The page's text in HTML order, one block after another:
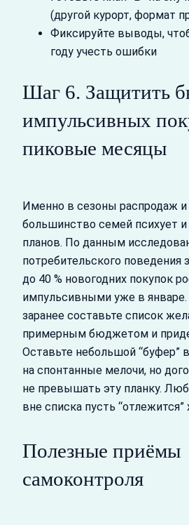
(другой курорт, формат
Фиксируйте выводы,
году учесть ошибки
Шаг 6. Защитить
импульсивных
пиковые месяцы
Именно в сезоны распродаж и
большинство семей психует
планов. По данным
потребительского поведения
до 40 % новогодних покупок
импульсивными уже в
заранее составьте список
примерным бюджетом и
Оставьте небольшой “буфер”
на спонтанные мелочи, но
не превышать эту планку.
вне списка пусть “отлежится”
Полезные приёмы
самоконтроля